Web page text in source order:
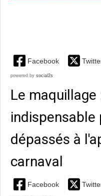
Facebook
powered by social2s
Le maquillage
dépassés à
carnaval
Facebook